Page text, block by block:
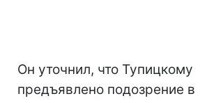
Он уточнил, что Тупицкому
предъявлено подозрение в